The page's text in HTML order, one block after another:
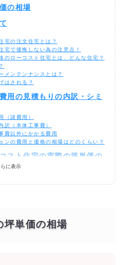
の相場
宅の注文住宅とは？
宅で後悔しない為の注意点！
のローコスト住宅とは、どんな住宅？
メンテンナンスとは？
はされる？
用の見積もりの内訳・シミ
（諸費用）
訳（本体工事費）
費以外にかかる費用
ンの費用と価格の相場はどのくらい？
スト住宅の実際の坪単価の
万円以下で建てれる坪数の実例は？
サイエンスホーム住宅の平屋なら建
らに表示
坪単価の相場